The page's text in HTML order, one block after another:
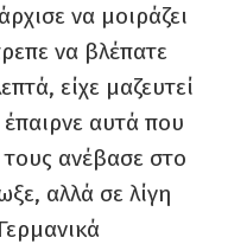
να μοιράζει
να βλέπατε
είχε μαζευτεί
αυτά που
τους ανέβασε στο
αλλά σε λίγη